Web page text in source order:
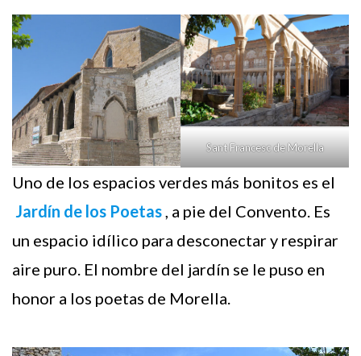
Sant Francesc de Morella
Uno de los espacios verdes más bonitos es el
Jardín de los Poetas, a pie del Convento. Es
un espacio idílico para desconectar y respirar
aire puro. El nombre del jardín se le puso en
honor a los poetas de Morella.